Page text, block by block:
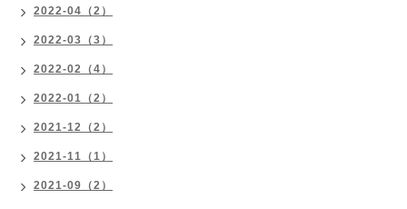
2022-04（2）
2022-03（3）
2022-02（4）
2022-01（2）
2021-12（2）
2021-11（1）
2021-09（2）